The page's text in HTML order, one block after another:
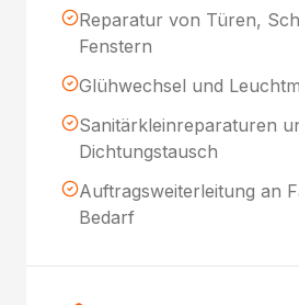
Reparatur von Türen,
Fenstern
Glühwechsel und
Sanitärkleinreparaturen
Dichtungstausch
Auftragsweiterleitung an
Bedarf